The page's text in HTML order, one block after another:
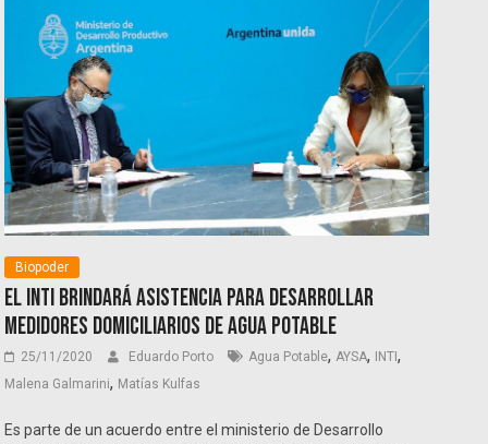
Biopoder
El INTI brindará asistencia para desarrollar
medidores domiciliarios de agua potable
25/11/2020 Eduardo Porto Agua Potable, AYSA, INTI,
Malena Galmarini, Matías Kulfas
Es parte de un acuerdo entre el ministerio de Desarrollo